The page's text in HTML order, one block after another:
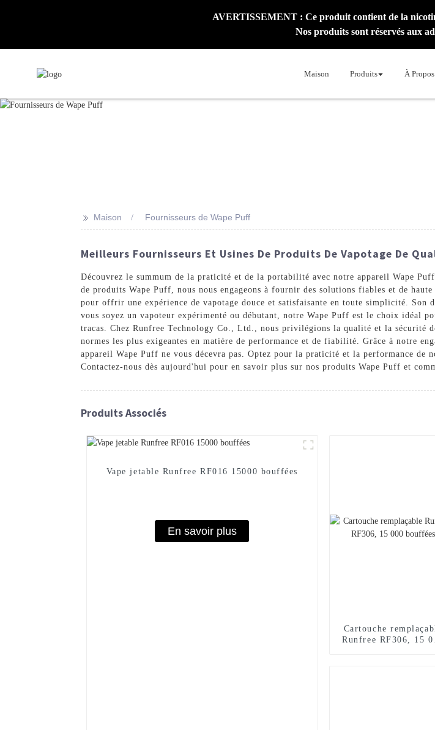
AVERTISSEMENT : Ce produit contient de la
Nos produits sont réservés aux
Maison Produits À
>> Maison Fournisseurs de Wape Puff
Meilleurs Fournisseurs Et Usines De Produits De Vapotage De
Découvrez le summum de la praticité et de la portabilité avec notre appareil Wape
de produits Wape Puff, nous nous engageons à fournir des solutions fiables et de
pour offrir une expérience de vapotage douce et satisfaisante en toute simplicité.
vous soyez un vapoteur expérimenté ou débutant, notre Wape Puff est le choix idéal
tracas. Chez Runfree Technology Co., Ltd., nous privilégions la qualité et la sécurité
normes les plus exigeantes en matière de performance et de fiabilité. Grâce à notre
appareil Wape Puff ne vous décevra pas. Optez pour la praticité et la performance de
Contactez-nous dès aujourd'hui pour en savoir plus sur nos produits Wape Puff et
Produits Associés
Vape jetable Runfree RF016 15000 bouffées
En savoir plus
Cartouche
Runfree RF306, 15